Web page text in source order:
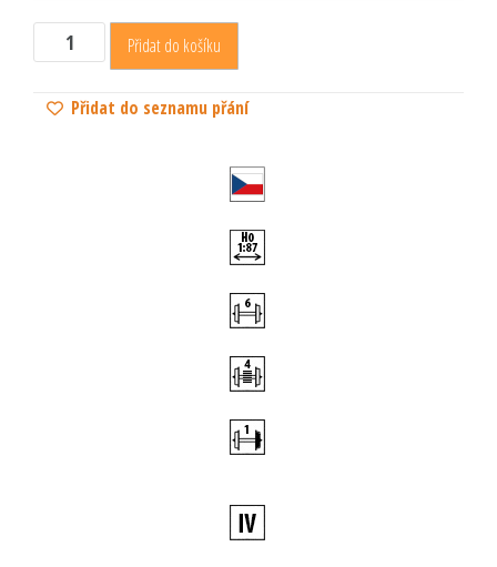
Přidat do košíku
Přidat do seznamu přání